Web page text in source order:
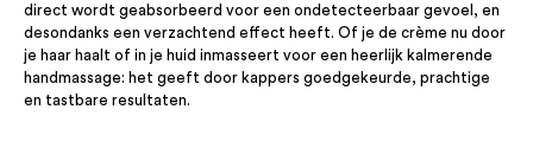
direct wordt geabsorbeerd voor een ondetecteerbaar gevoel, en
desondanks een verzachtend effect heeft. Of je de crème nu door
je haar haalt of in je huid inmasseert voor een heerlijk kalmerende
handmassage: het geeft door kappers goedgekeurde, prachtige
en tastbare resultaten.